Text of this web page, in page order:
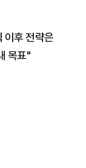
이후 전략은
목표"